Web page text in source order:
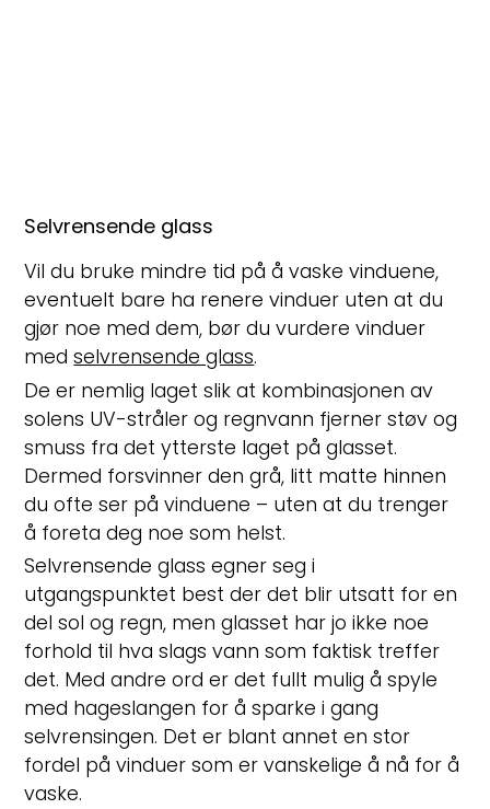
Selvrensende glass
Vil du bruke mindre tid på å vaske vinduene,
eventuelt bare ha renere vinduer uten at du
gjør noe med dem, bør du vurdere vinduer
medselvrensende glass.
De er nemlig laget slik at kombinasjonen av
solens UV-stråler og regnvann fjerner støv og
smuss fra det ytterste laget på glasset.
Dermed forsvinner den grå, litt matte hinnen
du ofte ser på vinduene – uten at du trenger
å foreta deg noe som helst.
Selvrensende glass egner seg i
utgangspunktet best der det blir utsatt for en
del sol og regn, men glasset har jo ikke noe
forhold til hva slags vann som faktisk treffer
det. Med andre ord er det fullt mulig å spyle
med hageslangen for å sparke i gang
selvrensingen. Det er blant annet en stor
fordel på vinduer som er vanskelige å nå for å
vaske.